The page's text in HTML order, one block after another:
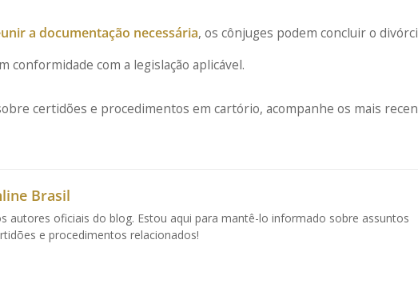
a documentação necessária, os cônjuges podem concluir o
conformidade com a legislação aplicável.
certidões e procedimentos em cartório, acompanhe os mais
Brasil
autores oficiais do blog. Estou aqui para mantê-lo informado sobre assuntos
e procedimentos relacionados!